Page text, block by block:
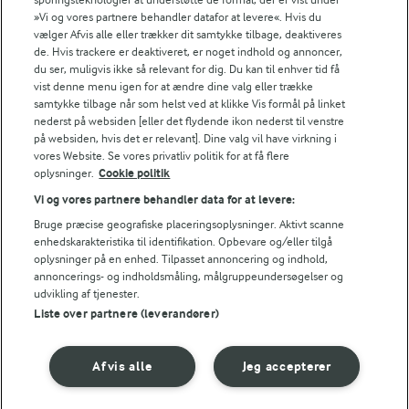
imens smør lidt af gangen. Pisk godt indimellem.
Stil smørcremen tildækket i køleskabet i mindst 15
min.
Kom vaniljecremen i en sprøjtepose med
stjernetylle.
Server de afkølede cupcakes med vaniljesmørcreme
på toppen. Pynt med chokolade og hindbær.
»Vi og vores partnere behandler datafor at levere«. Hvis du
vælger Afvis alle eller trækker dit samtykke tilbage, deaktiveres
de. Hvis trackere er deaktiveret, er noget indhold og annoncer,
du ser, muligvis ikke så relevant for dig. Du kan til enhver tid få
vist denne menu igen for at ændre dine valg eller trække
samtykke tilbage når som helst ved at klikke Vis formål på linket
nederst på websiden [eller det flydende ikon nederst til venstre
på websiden, hvis det er relevant]. Dine valg vil have virkning i
vores Website. Se vores privatliv politik for at få flere
oplysninger. Cookie politik
Vi og vores partnere behandler data for at levere:
Bruge præcise geografiske placeringsoplysninger. Aktivt scanne
enhedskarakteristika til identifikation. Opbevare og/eller tilgå
oplysninger på en enhed. Tilpasset annoncering og indhold,
annoncerings- og indholdsmåling, målgruppeundersøgelser og
udvikling af tjenester.
Liste over partnere (leverandører)
Jeg accepterer
Afvis alle